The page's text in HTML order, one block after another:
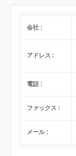
会社 :
アドレス :
電話 :
ファックス :
メール :